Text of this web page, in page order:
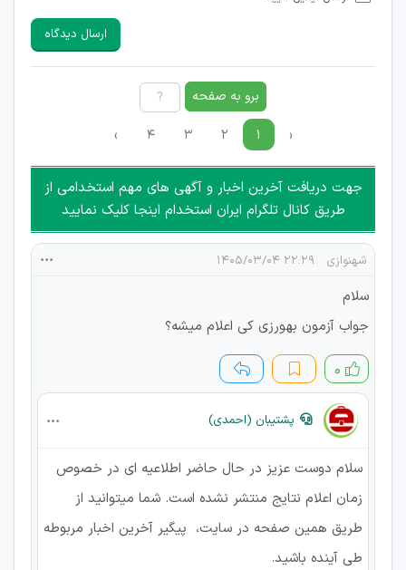
هرگونه تحریک، تحقیر و کنایه به سایر افراد (مسئول و غیر مسئول)
غیر مجاز می باشد.
امکان هماهنگی برای هرگونه ملاقات حضوری چه به صورت دسته
جمعی و چه فردی توسط کاربران سایت وجود ندارد.
ارسال دیدگاه
برو به صفحه
‹ ۱ ۲ ۳ ۴ ›
جهت دریافت آخرین اخبار و آگهی های مهم استخدامی از
طریق کانال تلگرام ایران استخدام اینجا کلیک نمایید
شهنوازی ۲۲:۲۹ ۱۴۰۵/۰۳/۰۴
سلام
جواب آزمون بهورزی کی اعلام میشه؟
۰
پشتیبان (احمدی)
سلام دوست عزیز در حال حاضر اطلاعیه ای در خصوص
زمان اعلام نتایج منتشر نشده است. شما میتوانید از
طریق همین صفحه در سایت، پیگیر آخرین اخبار مربوطه
طی آینده باشید.